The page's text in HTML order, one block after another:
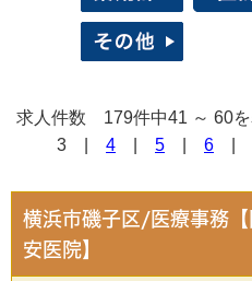
求人件数 179件中41 ～ 60
3 | 4 5 6
横浜市磯子区/医療事務
安医院】